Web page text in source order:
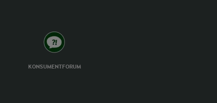
KONSUMENTFORUM